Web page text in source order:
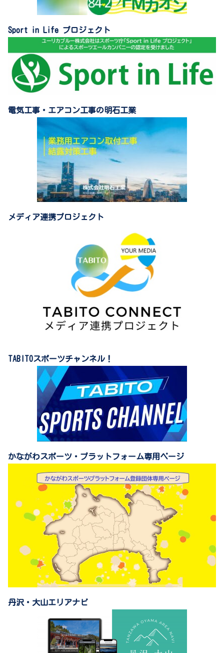
Sport in Life プロジェクト
電気工事・エアコン工事の明石工業
メディア連携プロジェクト
TABITOスポーツチャンネル！
かながわスポーツ・プラットフォーム専用ページ
丹沢・大山エリアナビ